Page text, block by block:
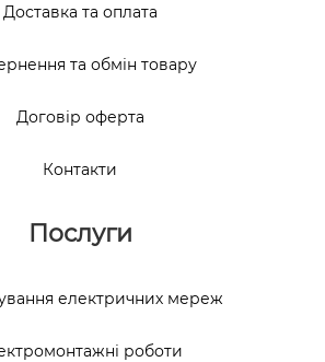
Доставка та оплата
та обмін товару
Договір оферта
Контакти
Послуги
електричних мереж
роботи